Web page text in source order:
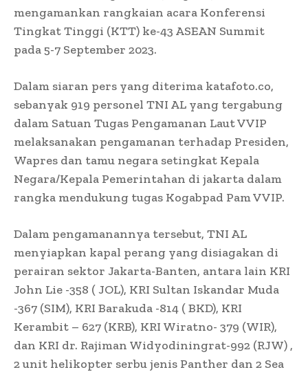
mengamankan rangkaian acara Konferensi
Tingkat Tinggi (KTT) ke-43 ASEAN Summit
pada 5-7 September 2023.
Dalam siaran pers yang diterima katafoto.co,
sebanyak 919 personel TNI AL yang tergabung
dalam Satuan Tugas Pengamanan Laut VVIP
melaksanakan pengamanan terhadap Presiden,
Wapres dan tamu negara setingkat Kepala
Negara/Kepala Pemerintahan di jakarta dalam
rangka mendukung tugas Kogabpad Pam VVIP.
Dalam pengamanannya tersebut, TNI AL
menyiapkan kapal perang yang disiagakan di
perairan sektor Jakarta-Banten, antara lain KRI
John Lie -358 ( JOL), KRI Sultan Iskandar Muda
-367 (SIM), KRI Barakuda -814 ( BKD), KRI
Kerambit – 627 (KRB), KRI Wiratno- 379 (WIR),
dan KRI dr. Rajiman Widyodiningrat-992 (RJW) ,
2 unit helikopter serbu jenis Panther dan 2 Sea